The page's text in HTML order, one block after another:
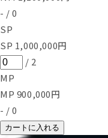
- / 0
SP
SP 1,000,000円
/ 2
MP
MP 900,000円
- / 0
カートに入れる